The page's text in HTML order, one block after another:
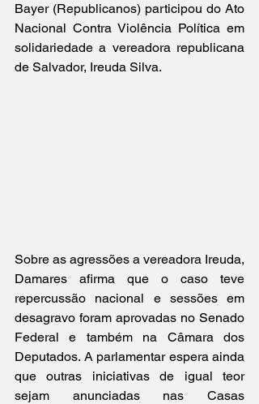
Bayer (Republicanos) participou do Ato
Nacional Contra Violência Política em
solidariedade a vereadora republicana
de Salvador, Ireuda Silva.
Sobre as agressões a vereadora Ireuda,
Damares afirma que o caso teve
repercussão nacional e sessões em
desagravo foram aprovadas no Senado
Federal e também na Câmara dos
Deputados. A parlamentar espera ainda
que outras iniciativas de igual teor
sejam anunciadas nas Casas